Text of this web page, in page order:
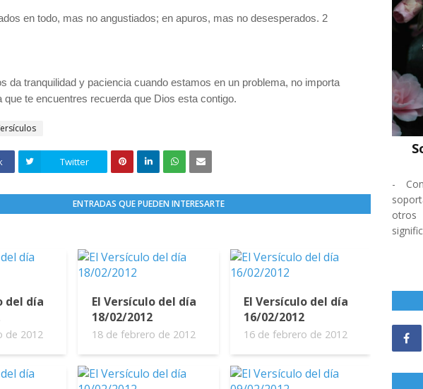
en todo, mas no angustiados; en apuros, mas no desesperados. 2
da tranquilidad y paciencia cuando estamos en un problema, no importa
que te encuentres recuerda que Dios esta contigo.
Twitter
ENTRADAS QUE PUEDEN INTERESARTE
del día
de 2012
El Versículo del día
18/02/2012
18 de febrero de 2012
El Versículo del día
16/02/2012
16 de febrero de 2012
-
otros